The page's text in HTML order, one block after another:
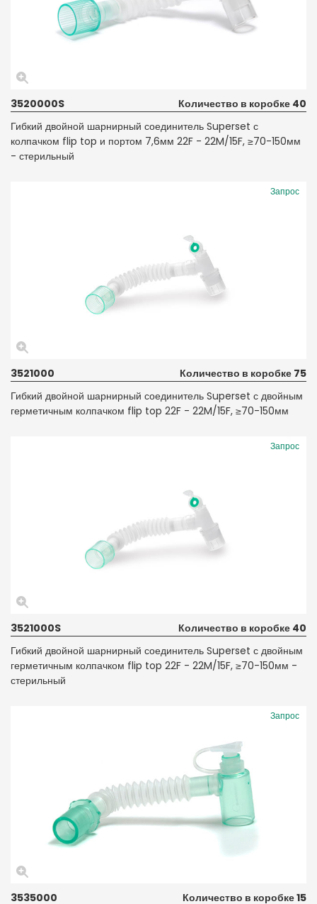
3520000S
Количество в коробке 40
Гибкий двойной шарнирный соединитель Superset с
колпачком flip top и портом 7,6мм 22F - 22M/15F, ≥70-150мм
- стерильный
Запрос
3521000
Количество в коробке 75
Гибкий двойной шарнирный соединитель Superset с двойным
герметичным колпачком flip top 22F - 22M/15F, ≥70-150мм
Запрос
3521000S
Количество в коробке 40
Гибкий двойной шарнирный соединитель Superset с двойным
герметичным колпачком flip top 22F - 22M/15F, ≥70-150мм -
стерильный
Запрос
3535000 Количество в коробке 15